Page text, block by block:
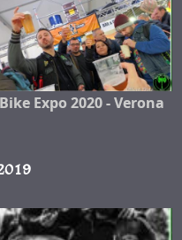
Bike Expo 2020 - Verona